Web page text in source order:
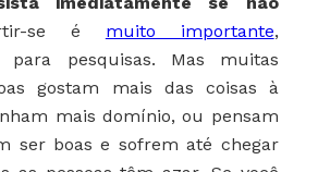
se é muito importante,
para pesquisas. Mas muitas
gostam mais das coisas à
mais domínio, ou pensam
ser boas e sofrem até chegar